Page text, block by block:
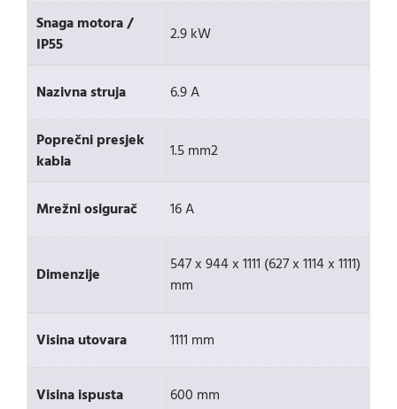
Snaga motora /
IP55
2.9 kW
Nazivna struja 6.9 A
Poprečni presjek
kabla
1.5 mm2
Mrežni osigurač 16 A
Dimenzije
547 x 944 x 1111 (627 x 1114 x 1111)
mm
Visina utovara 1111 mm
Visina ispusta 600 mm